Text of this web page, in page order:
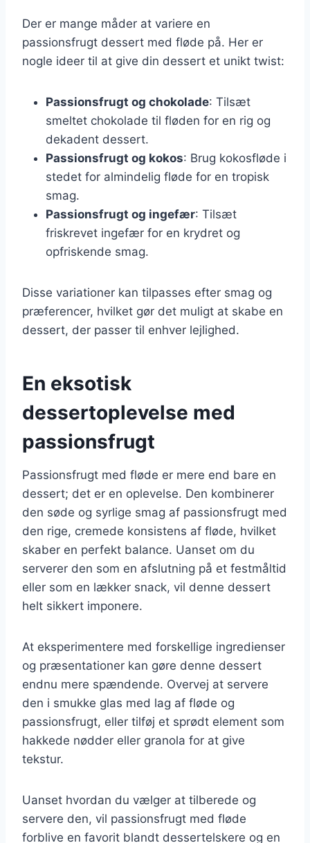
Der er mange måder at variere en
passionsfrugt dessert med fløde på. Her er
nogle ideer til at give din dessert et unikt twist:
Passionsfrugt og chokolade: Tilsæt
smeltet chokolade til fløden for en rig og
dekadent dessert.
Passionsfrugt og kokos: Brug kokosfløde i
stedet for almindelig fløde for en tropisk
smag.
Passionsfrugt og ingefær: Tilsæt
friskrevet ingefær for en krydret og
opfriskende smag.
Disse variationer kan tilpasses efter smag og
præferencer, hvilket gør det muligt at skabe en
dessert, der passer til enhver lejlighed.
En eksotisk
dessertoplevelse med
passionsfrugt
Passionsfrugt med fløde er mere end bare en
dessert; det er en oplevelse. Den kombinerer
den søde og syrlige smag af passionsfrugt med
den rige, cremede konsistens af fløde, hvilket
skaber en perfekt balance. Uanset om du
serverer den som en afslutning på et festmåltid
eller som en lækker snack, vil denne dessert
helt sikkert imponere.
At eksperimentere med forskellige ingredienser
og præsentationer kan gøre denne dessert
endnu mere spændende. Overvej at servere
den i smukke glas med lag af fløde og
passionsfrugt, eller tilføj et sprødt element som
hakkede nødder eller granola for at give
tekstur.
Uanset hvordan du vælger at tilberede og
servere den, vil passionsfrugt med fløde
forblive en favorit blandt dessertelskere og en